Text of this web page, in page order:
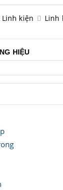
Linh kiện Linh
HIỆU